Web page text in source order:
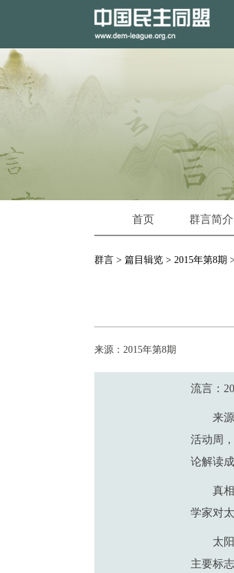
首页 群言简介
群言 > 篇目辑览 > 2015年第8期
来源：2015年第8期
流言：
来
活动周
论解读
真
学家对
太
主要标